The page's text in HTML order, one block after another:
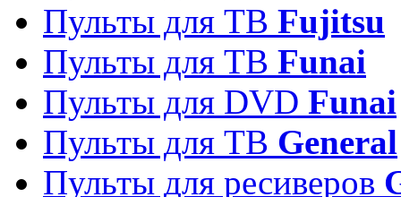
Пульты для ТВ Fujitsu
Пульты для ТВ Funai
Пульты для DVD Funai
Пульты для ТВ General
Пульты для ресиверов